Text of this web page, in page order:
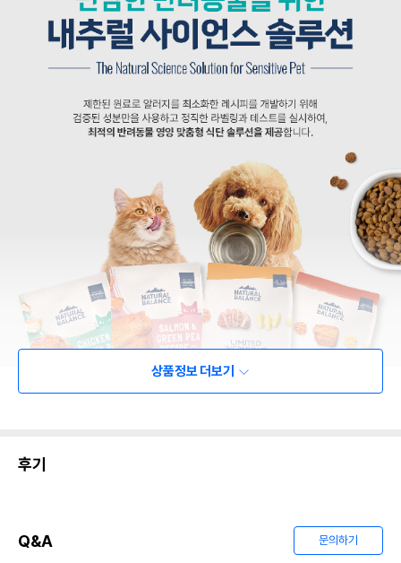
상품정보 더보기
후기
Q&A 문의하기